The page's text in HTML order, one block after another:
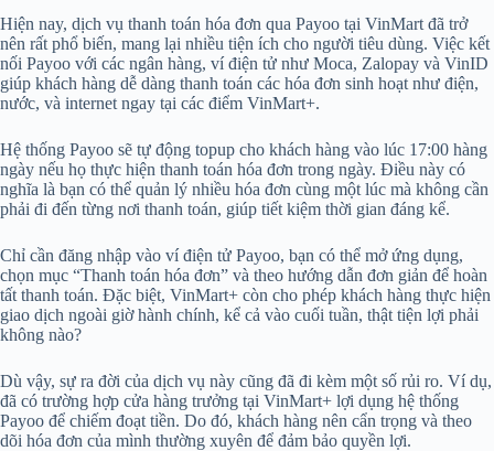
Hiện nay, dịch vụ thanh toán hóa đơn qua Payoo tại VinMart đã trở
nên rất phổ biến, mang lại nhiều tiện ích cho người tiêu dùng. Việc kết
nối Payoo với các ngân hàng, ví điện tử như Moca, Zalopay và VinID
giúp khách hàng dễ dàng thanh toán các hóa đơn sinh hoạt như điện,
nước, và internet ngay tại các điểm VinMart+.
Hệ thống Payoo sẽ tự động topup cho khách hàng vào lúc 17:00 hàng
ngày nếu họ thực hiện thanh toán hóa đơn trong ngày. Điều này có
nghĩa là bạn có thể quản lý nhiều hóa đơn cùng một lúc mà không cần
phải đi đến từng nơi thanh toán, giúp tiết kiệm thời gian đáng kể.
Chỉ cần đăng nhập vào ví điện tử Payoo, bạn có thể mở ứng dụng,
chọn mục “Thanh toán hóa đơn” và theo hướng dẫn đơn giản để hoàn
tất thanh toán. Đặc biệt, VinMart+ còn cho phép khách hàng thực hiện
giao dịch ngoài giờ hành chính, kể cả vào cuối tuần, thật tiện lợi phải
không nào?
Dù vậy, sự ra đời của dịch vụ này cũng đã đi kèm một số rủi ro. Ví dụ,
đã có trường hợp cửa hàng trưởng tại VinMart+ lợi dụng hệ thống
Payoo để chiếm đoạt tiền. Do đó, khách hàng nên cẩn trọng và theo
dõi hóa đơn của mình thường xuyên để đảm bảo quyền lợi.